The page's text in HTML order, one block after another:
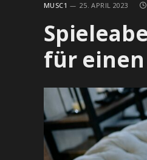
MUSC1 25. APRIL 2023
für